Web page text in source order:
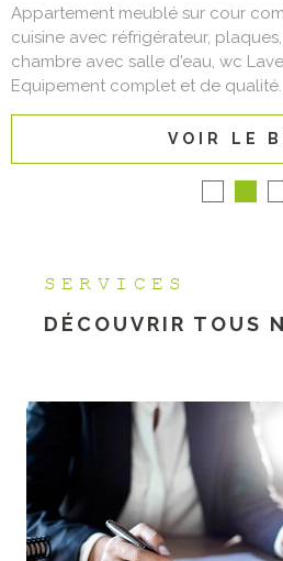
Appartement meublé sur cour
cuisine avec réfrigérateur,
chambre avec salle d'eau, wc
Equipement complet et de
VOIR LE
SERVICES
DÉCOUVRIR TOUS